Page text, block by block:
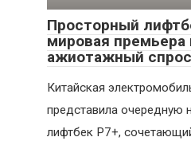
Просторный
мировая
ажиотажный
Китайская
представила очередную
лифтбек P7+,